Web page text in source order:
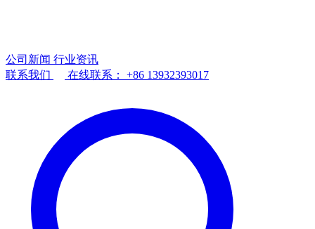
公司新闻 行业资讯
联系我们
在线联系： +86 13932393017